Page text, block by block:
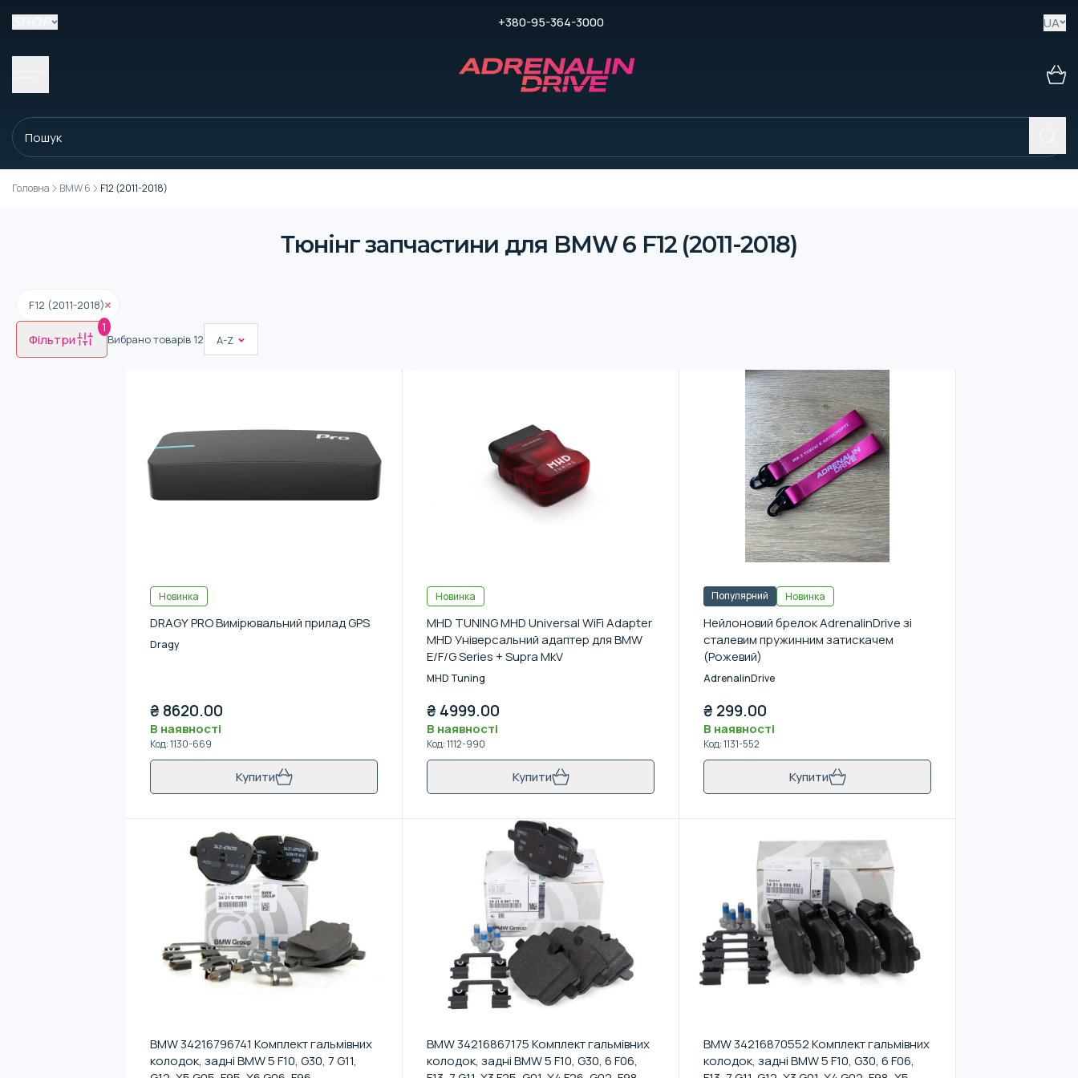
+380-95-364-3000 UA
Головна BMW 6 F12 (2011-2018)
Тюнінг запчастини для BMW 6 F12 (2011-2018)
F12 (2011-2018)
Фільтри
1
Вибрано товарів 12 A-Z
Новинка
DRAGY PRO Вимірювальний прилад GPS
Dragy
₴ 8620.00
В наявності
Код:1130-669
Купити
Новинка
MHD TUNING MHD Universal WiFi Adapter
MHD Універсальний адаптер для BMW
E/F/G Series + Supra MkV
MHD Tuning
₴ 4999.00
В наявності
Код:1112-990
Купити
Популярний Новинка
Нейлоновий брелок AdrenalinDrive зі
сталевим пружинним затискачем
(Рожевий)
AdrenalinDrive
₴ 299.00
В наявності
Код:1131-552
Купити
BMW 34216796741 Комплект гальмівних
колодок, задні BMW 5 F10, G30, 7 G11,
BMW 34216867175 Комплект гальмівних
колодок, задні BMW 5 F10, G30, 6 F06,
BMW 34216870552 Комплект гальмівних
колодок, задні BMW 5 F10, G30, 6 F06,